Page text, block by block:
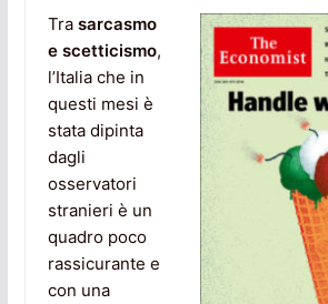
Tra sarcasmo
e scetticismo,
l’Italia che in
questi mesi è
stata dipinta
dagli
osservatori
stranieri è un
quadro poco
rassicurante e
con una